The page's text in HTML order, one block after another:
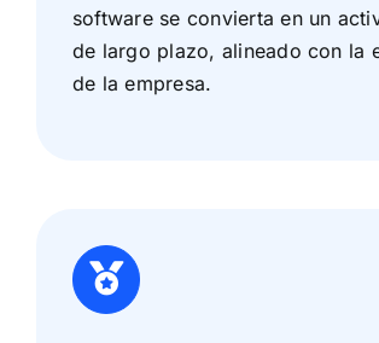
software se convierta en un
de largo plazo, alineado con la
de la empresa.